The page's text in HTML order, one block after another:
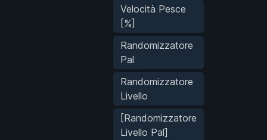
Velocità Pesce
[%]
Randomizzatore
Pal
Randomizzatore
Livello
[Randomizzatore
Livello Pal]